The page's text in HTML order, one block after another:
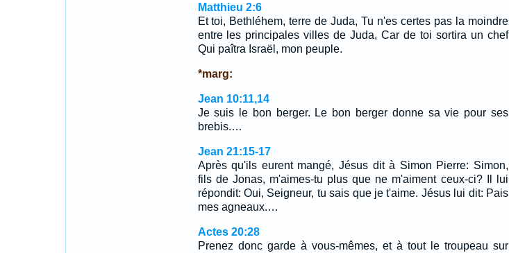
Matthieu 2:6
Et toi, Bethléhem, terre de Juda, Tu n'es certes pas la moindre
entre les principales villes de Juda, Car de toi sortira un chef
Qui paîtra Israël, mon peuple.
*marg:
Jean 10:11,14
Je suis le bon berger. Le bon berger donne sa vie pour ses
brebis.…
Jean 21:15-17
Après qu'ils eurent mangé, Jésus dit à Simon Pierre: Simon,
fils de Jonas, m'aimes-tu plus que ne m'aiment ceux-ci? Il lui
répondit: Oui, Seigneur, tu sais que je t'aime. Jésus lui dit: Pais
mes agneaux.…
Actes 20:28
Prenez donc garde à vous-mêmes, et à tout le troupeau sur